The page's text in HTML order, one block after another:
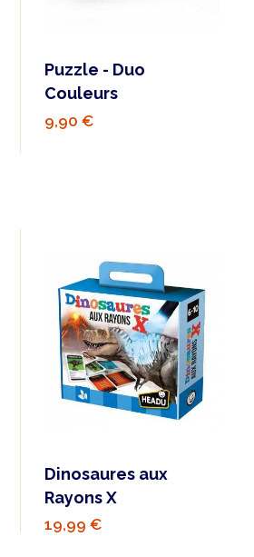
Puzzle - Duo
Couleurs
9,90 €
Dinosaures aux
Rayons X
19,99 €